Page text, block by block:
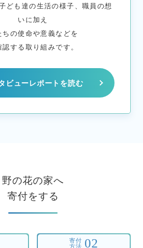
ども達の生活の様子、職員の想
いに加え
ちの使命や意義などを
認する取り組みです。
ビューレポートを読む
野の花の家へ
寄付をする
寄付
方法 02